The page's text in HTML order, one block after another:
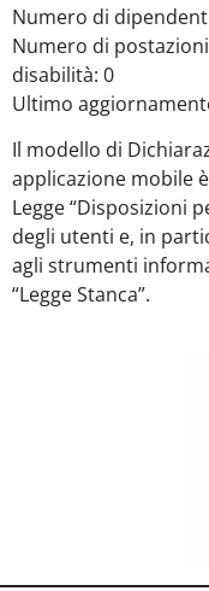
Numero di
Numero di
disabilità: 0
Ultimo
Il modello di
applicazione mobile
Legge “Disposizioni
degli utenti e, in
agli strumenti
“Legge Stanca”.